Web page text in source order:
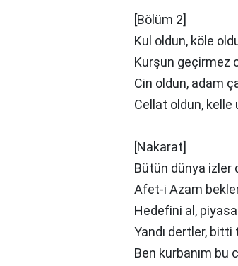
[Bölüm 2]
Kul oldun, köle
Kurşun geçirmez
Cin oldun, adam
Cellat oldun, kelle
[Nakarat]
Bütün dünya izler
Afet-i Azam
Hedefini al,
Yandı dertler, bitti
Ben kurbanım bu